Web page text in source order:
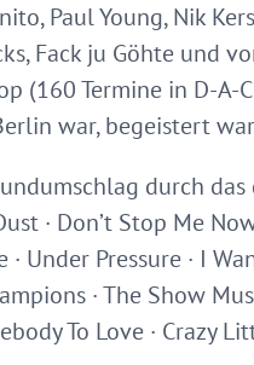
Paul Young, Nik
Fack ju Göhte und
(160 Termine in D-A-
war, begeistert
durch
· Don’t Stop Me
· Under Pressure · I
· The Show
To Love · Crazy